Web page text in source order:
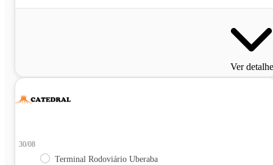
Ver
30/08
Terminal Rodoviário Uberaba